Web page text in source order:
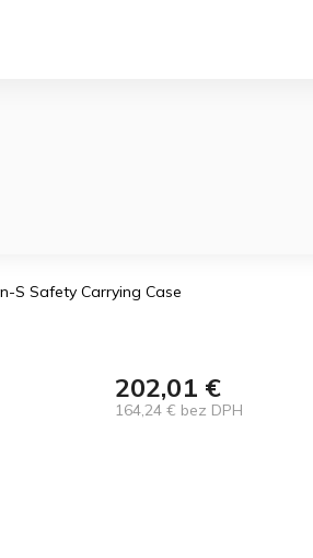
S Safety Carrying Case
202,01 €
164,24 € bez DPH